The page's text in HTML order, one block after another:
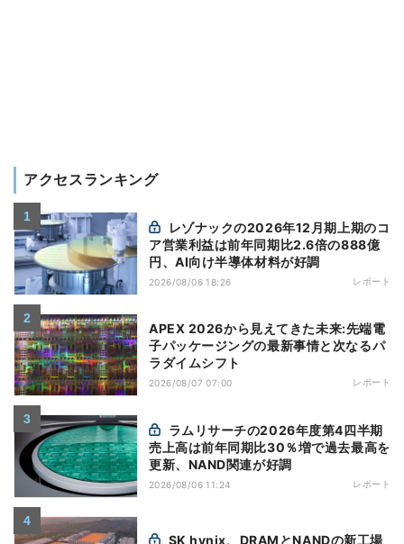
アクセスランキング
ア営業利益は前年同期比2.6倍の888億
円、AI向け半導体材料が好調
2026/08/06 18:26 レポート
APEX 2026から見えてきた未来:先端電
子パッケージングの最新事情と次なるパ
ラダイムシフト
2026/08/07 07:00 レポート
売上高は前年同期比30％増で過去最高を
更新、NAND関連が好調
2026/08/06 11:24 レポート